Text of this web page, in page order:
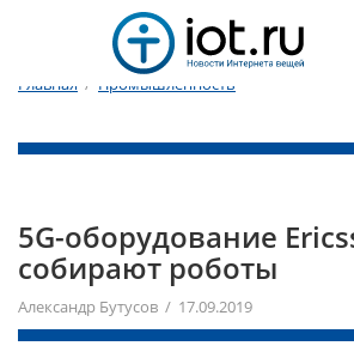
Главная / Промышленность
5G-оборудование
собирают роботы
Александр Бутусов / 17.09.2019